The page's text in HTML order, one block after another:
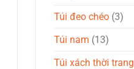
Túi đeo chéo(3)
Túi nam (13)
Túi xách thời trang